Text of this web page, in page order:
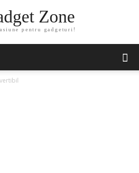
Zone
pentru gadgeturi!